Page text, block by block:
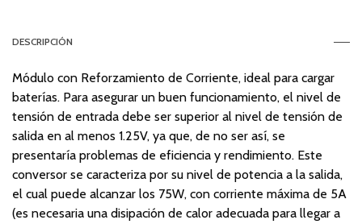
DESCRIPCIÓN
Módulo con Reforzamiento de Corriente, ideal para cargar
baterías. Para asegurar un buen funcionamiento, el nivel de
tensión de entrada debe ser superior al nivel de tensión de
salida en al menos 1.25V, ya que, de no ser así, se
presentaría problemas de eficiencia y rendimiento. Este
conversor se caracteriza por su nivel de potencia a la salida,
el cual puede alcanzar los 75W, con corriente máxima de 5A
(es necesaria una disipación de calor adecuada para llegar a